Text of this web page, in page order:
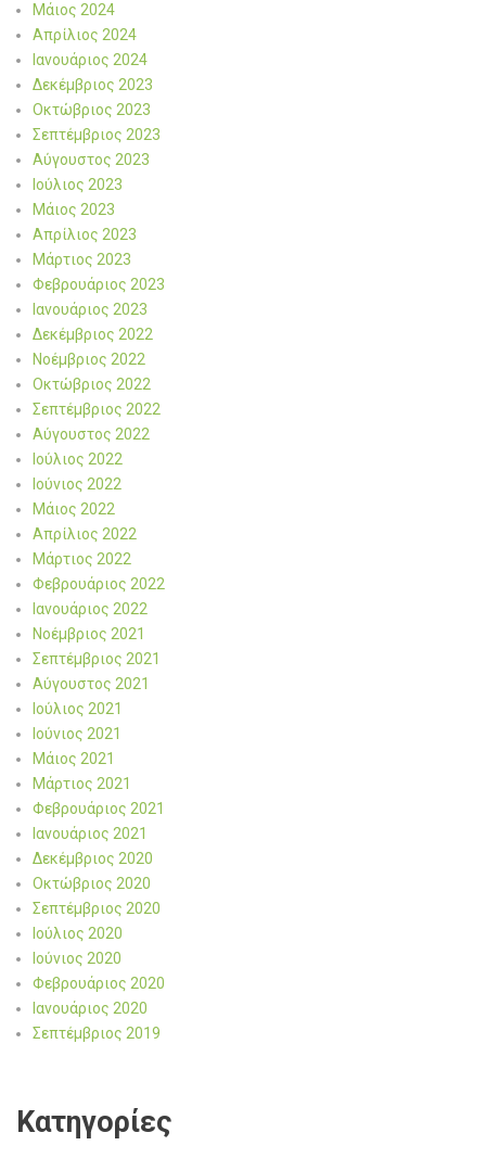
Μάιος 2024
Απρίλιος 2024
Ιανουάριος 2024
Δεκέμβριος 2023
Οκτώβριος 2023
Σεπτέμβριος 2023
Αύγουστος 2023
Ιούλιος 2023
Μάιος 2023
Απρίλιος 2023
Μάρτιος 2023
Φεβρουάριος 2023
Ιανουάριος 2023
Δεκέμβριος 2022
Νοέμβριος 2022
Οκτώβριος 2022
Σεπτέμβριος 2022
Αύγουστος 2022
Ιούλιος 2022
Ιούνιος 2022
Μάιος 2022
Απρίλιος 2022
Μάρτιος 2022
Φεβρουάριος 2022
Ιανουάριος 2022
Νοέμβριος 2021
Σεπτέμβριος 2021
Αύγουστος 2021
Ιούλιος 2021
Ιούνιος 2021
Μάιος 2021
Μάρτιος 2021
Φεβρουάριος 2021
Ιανουάριος 2021
Δεκέμβριος 2020
Οκτώβριος 2020
Σεπτέμβριος 2020
Ιούλιος 2020
Ιούνιος 2020
Φεβρουάριος 2020
Ιανουάριος 2020
Σεπτέμβριος 2019
Kατηγορίες